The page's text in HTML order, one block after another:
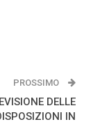
PROSSIMO
DELLE
IN